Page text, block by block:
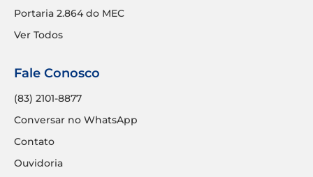
Portaria 2.864 do MEC
Ver Todos
Fale Conosco
(83) 2101-8877
Conversar no WhatsApp
Contato
Ouvidoria